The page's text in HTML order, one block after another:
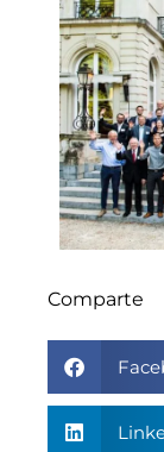
Comparte